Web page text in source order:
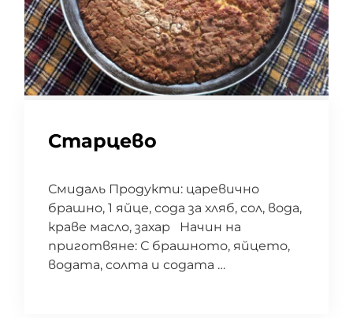
Старцево
Смидаль Продукти: царевично
брашно, 1 яйце, сода за хляб, сол, вода,
краве масло, захар Начин на
приготвяне: С брашното, яйцето,
водата, солта и содата …